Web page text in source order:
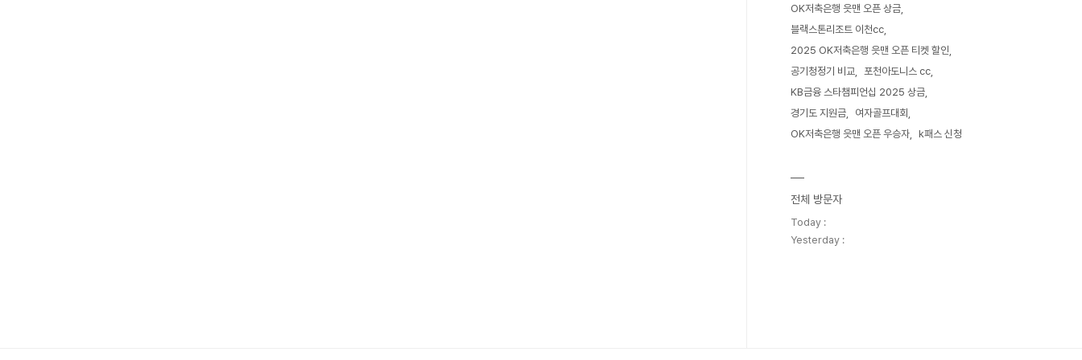
OK저축은행 읏맨 오픈 상금
블랙스톤리조트 이천cc
2025 OK저축은행 읏맨 오픈 티켓 할인
공기청정기 비교
포천아도니스 cc
KB금융 스타챔피언십 2025 상금
경기도 지원금
여자골프대회
OK저축은행 읏맨 오픈 우승자
k패스 신청
전체 방문자
Today :
Yesterday :